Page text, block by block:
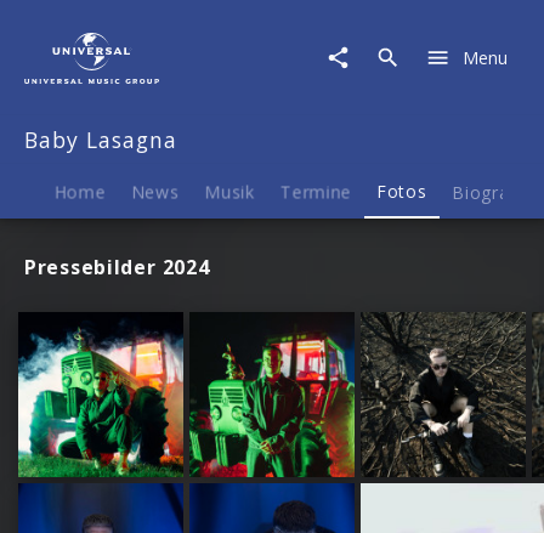
Fotos
Menu
Baby Lasagna
Home News Musik Termine Fotos Biografie
Pressebilder 2024